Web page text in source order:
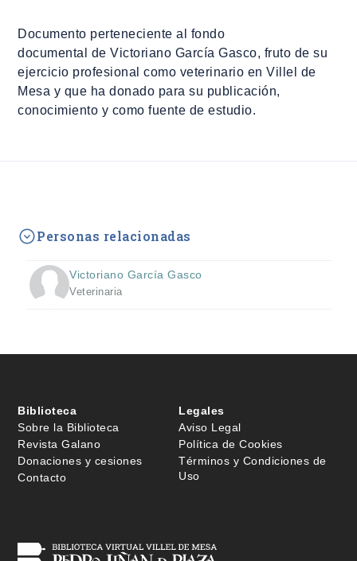
Documento perteneciente al fondo
documental de Victoriano García Gasco, fruto de su
ejercicio profesional como veterinario en Villel de
Mesa y que ha donado para su publicación,
conocimiento y como fuente de estudio.
Personas relacionadas
Victoriano García Gasco
Veterinaria
Biblioteca
Sobre la Biblioteca
Revista Galano
Donaciones y cesiones
Contacto
Legales
Aviso Legal
Política de Cookies
Términos y Condiciones de
Uso